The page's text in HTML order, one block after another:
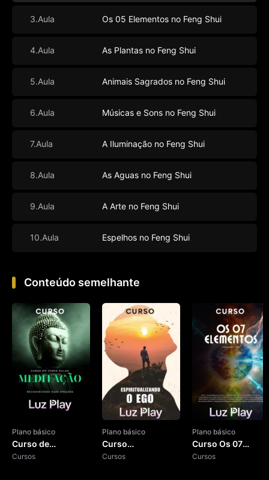
3.Aula Os 05 Elementos no Feng Shui
4.Aula As Plantas no Feng Shui
5.Aula Animais Sagrados no Feng Shui
6.Aula Músicas e Sons no Feng Shui
7.Aula A Iluminação no Feng Shui
8.Aula As Aguas no Feng Shui
9.Aula A Arte no Feng Shui
10.Aula Espelhos no Feng Shui
Conteúdo semelhante
Plano básico
Curso de
Meditação
Cursos
Plano básico
Curso
Espiritualizando o
Cursos
Plano básico
Curso Os 07
Elementos
Cursos